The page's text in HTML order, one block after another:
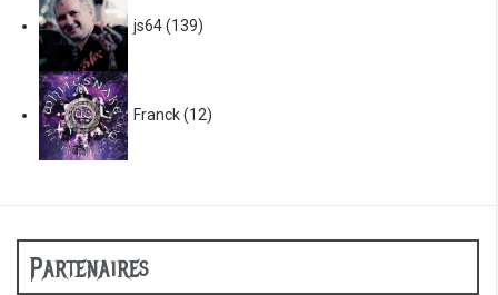
js64(139)
Franck(12)
Partenaires